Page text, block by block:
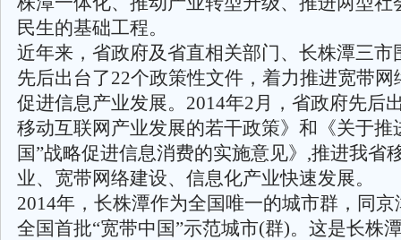
民生的基础工程。
近年来，省政府及省直相关部门、长株潭三市
先后出台了22个政策性文件，着力推进宽带网
促进信息产业发展。2014年2月，省政府先后
移动互联网产业发展的若干政策》和《关于推
国”战略促进信息消费的实施意见》,推进我省
业、宽带网络建设、信息化产业快速发展。
2014年，长株潭作为全国唯一的城市群，同
全国首批“宽带中国”示范城市(群)。这是长株